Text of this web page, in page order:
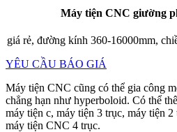
Máy tiện CNC giường
giá rẻ, đường kính 360-16000mm,
YÊU CẦU BÁO GIÁ
Máy tiện CNC cũng có thể gia công
chẳng hạn như hyperboloid. Có thể
máy tiện c, máy tiện 3 trục, máy tiện
máy tiện CNC 4 trục.